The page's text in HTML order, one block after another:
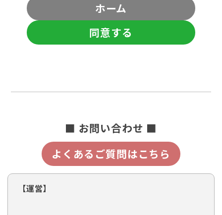
ホーム
同意する
■ お問い合わせ ■
よくあるご質問はこちら
【運営】